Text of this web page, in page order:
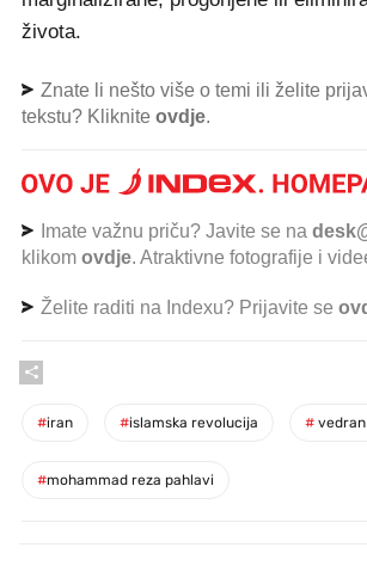
života.
Znate li nešto više o temi ili želite
tekstu? Kliknite
ovdje
Imate važnu priču? Javite se na
klikom
ovdje . Atraktivne fotografije i
Želite raditi na Indexu? Prijavite se